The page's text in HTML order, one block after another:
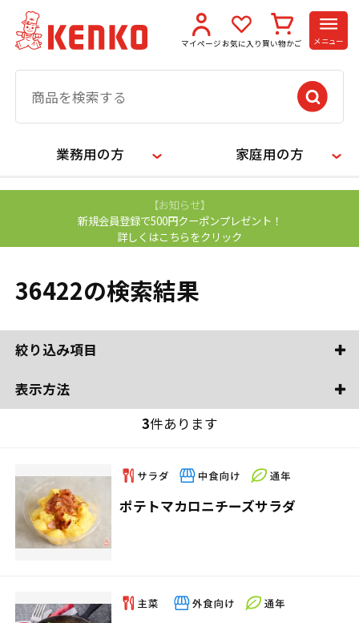
マイページ お気に入り 買い物かご メニュー
業務用の方 家庭用の方
【お知らせ】
新規会員登録で500円クーポンプレゼント！
詳しくはこちらをクリック
36422の検索結果
絞り込み項目
表示方法
3件あります
ポテトマカロニチーズサラダ